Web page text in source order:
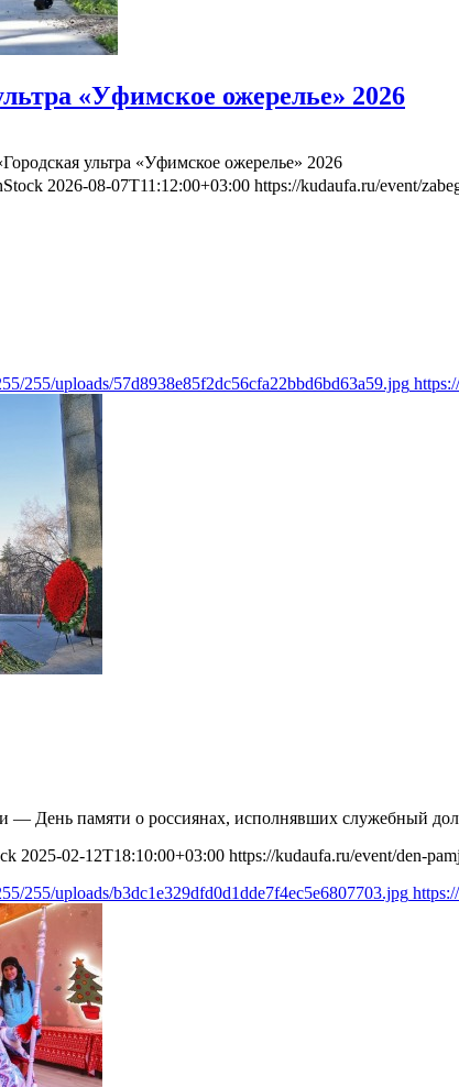
«Уфимское ожерелье» 2026
ультра «Уфимское ожерелье» 2026
2026-08-07T11:12:00+03:00 https://kudaufa.ru/event/
255/uploads/57d8938e85f2dc56cfa22bbd6bd63a59.jpg
— День памяти о россиянах, исполнявших служебный
2025-02-12T18:10:00+03:00 https://kudaufa.ru/event/den-
255/uploads/b3dc1e329dfd0d1dde7f4ec5e6807703.jpg